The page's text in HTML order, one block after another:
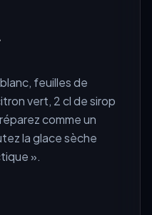
feuilles de
vert, 2 cl de sirop
comme un
la glace sèche
».